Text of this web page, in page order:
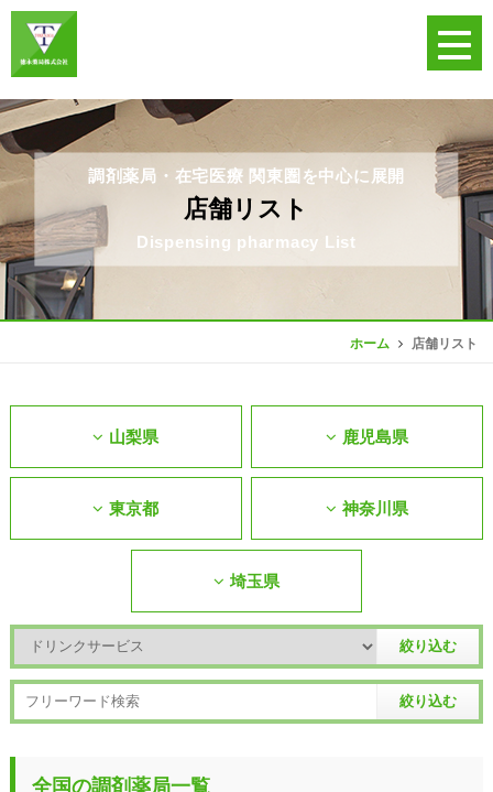
調剤薬局・在宅医療 関東圏を中心に展開
店舗リスト
Dispensing pharmacy List
ホーム 店舗リスト
山梨県 鹿児島県
東京都 神奈川県
埼玉県
全国の調剤薬局一覧